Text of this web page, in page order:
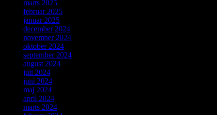
marts 2025
februar 2025
januar 2025
december 2024
november 2024
oktober 2024
september 2024
august 2024
juli 2024
juni 2024
maj 2024
april 2024
marts 2024